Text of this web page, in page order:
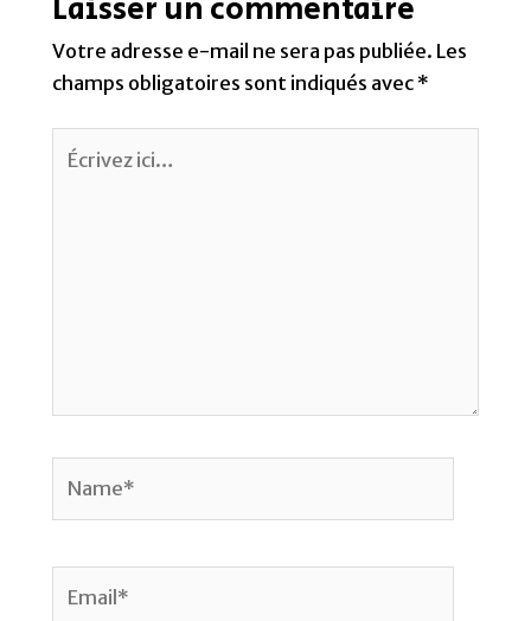
Laisser un commentaire
Votre adresse e-mail ne sera pas publiée. Les
champs obligatoires sont indiqués avec *
Écrivez
ici…